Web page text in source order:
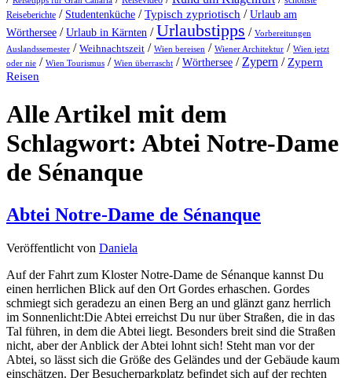
Reiseberichte / Studentenküche /Typisch zypriotisch / Urlaub am
Wörthersee / Urlaub in Kärnten /Urlaubstipps / Vorbereitungen
Auslandssemester / Weihnachtszeit / Wien bereisen / Wiener Architektur / Wien jetzt
oder nie / Wien Tourismus / Wien überrascht /Wörthersee / Zypern / Zypern
Reisen
Alle Artikel mit dem
Schlagwort: Abtei Notre-Dame
de Sénanque
Abtei Notre-Dame de Sénanque
Veröffentlicht von Daniela
Auf der Fahrt zum Kloster Notre-Dame de Sénanque kannst Du
einen herrlichen Blick auf den Ort Gordes erhaschen. Gordes
schmiegt sich geradezu an einen Berg an und glänzt ganz herrlich
im Sonnenlicht:Die Abtei erreichst Du nur über Straßen, die in das
Tal führen, in dem die Abtei liegt. Besonders breit sind die Straßen
nicht, aber der Anblick der Abtei lohnt sich! Steht man vor der
Abtei, so lässt sich die Größe des Geländes und der Gebäude kaum
einschätzen. Der Besucherparkplatz befindet sich auf der rechten